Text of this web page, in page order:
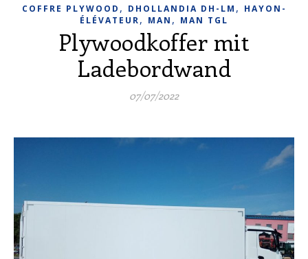
COFFRE PLYWOOD , DHOLLANDIA DH-LM , HAYON-
ÉLÉVATEUR, MAN , MAN TGL
Plywoodkoffer mit
Ladebordwand
07/07/2022